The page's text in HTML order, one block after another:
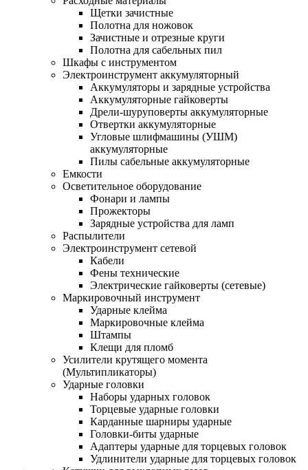
Щетки зачистные
Полотна для ножовок
Зачистные и отрезные круги
Полотна для сабельных пил
Шкафы с инструментом
Электроинструмент аккумуляторный
Аккумуляторы и зарядные устройства
Аккумуляторные гайковерты
Дрели-шуруповерты аккумуляторные
Отвертки аккумуляторные
Угловые шлифмашины (УШМ)
аккумуляторные
Пилы сабельные аккумуляторные
Емкости
Осветительное оборудование
Фонари и лампы
Прожекторы
Зарядные устройства для ламп
Распылители
Электроинструмент сетевой
Кабели
Фены технические
Электрические гайковерты (сетевые)
Маркировочный инструмент
Ударные клейма
Маркировочные клейма
Штампы
Клещи для пломб
Усилители крутящего момента
(Мультипликаторы)
Ударные головки
Наборы ударных головок
Торцевые ударные головки
Карданные шарниры ударные
Головки-биты ударные
Адаптеры ударные для торцевых головок
Удлинители ударные для торцевых головок